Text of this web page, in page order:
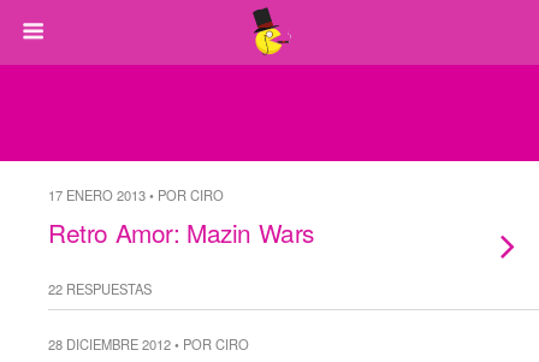
17 ENERO 2013 • POR CIRO
Retro Amor: Mazin Wars
22 RESPUESTAS
28 DICIEMBRE 2012 • POR CIRO